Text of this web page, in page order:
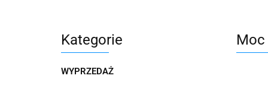
Kategorie
WYPRZEDAŻ
Moc